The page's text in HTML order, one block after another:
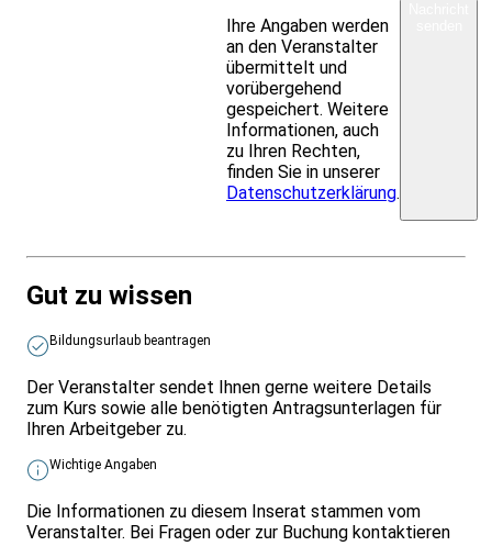
Ihre Angaben werden
an den Veranstalter
übermittelt und
vorübergehend
gespeichert. Weitere
Informationen, auch
zu Ihren Rechten,
finden Sie in unserer
Datenschutzerklärung.
Gut zu wissen
Bildungsurlaub beantragen
Der Veranstalter sendet Ihnen gerne weitere Details
zum Kurs sowie alle benötigten Antragsunterlagen für
Ihren Arbeitgeber zu.
Wichtige Angaben
Die Informationen zu diesem Inserat stammen vom
Veranstalter. Bei Fragen oder zur Buchung kontaktieren